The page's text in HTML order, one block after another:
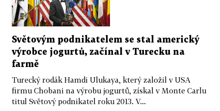
Světovým podnikatelem se stal americký
výrobce jogurtů, začínal v Turecku na
farmě
Turecký rodák Hamdi Ulukaya, který založil v USA
firmu Chobani na výrobu jogurtů, získal v Monte Carlu
titul Světový podnikatel roku 2013. V...